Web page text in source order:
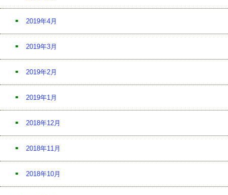
2019年4月
2019年3月
2019年2月
2019年1月
2018年12月
2018年11月
2018年10月